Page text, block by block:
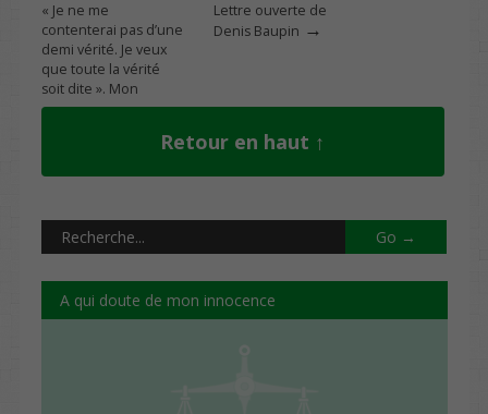
« Je ne me
contenterai pas d’une
demi vérité. Je veux
que toute la vérité
soit dite ». Mon
interview dans le JDD
Lettre ouverte de
Denis Baupin →
Retour en haut ↑
A qui doute de mon innocence